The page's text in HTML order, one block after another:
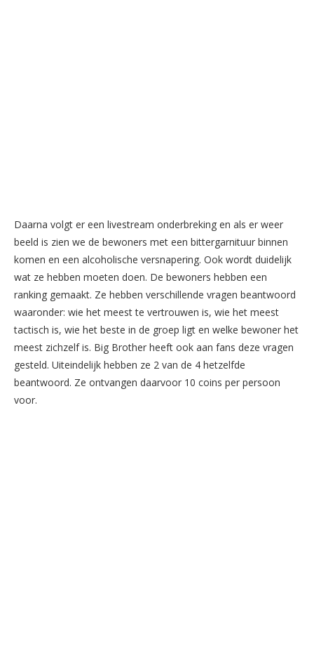
Daarna volgt er een livestream onderbreking en als er weer
beeld is zien we de bewoners met een bittergarnituur binnen
komen en een alcoholische versnapering. Ook wordt duidelijk
wat ze hebben moeten doen. De bewoners hebben een
ranking gemaakt. Ze hebben verschillende vragen beantwoord
waaronder: wie het meest te vertrouwen is, wie het meest
tactisch is, wie het beste in de groep ligt en welke bewoner het
meest zichzelf is. Big Brother heeft ook aan fans deze vragen
gesteld. Uiteindelijk hebben ze 2 van de 4 hetzelfde
beantwoord. Ze ontvangen daarvoor 10 coins per persoon
voor.